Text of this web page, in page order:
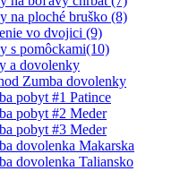
na ploché bruško (8)
vo dvojici (9)
s pomôckami(10)
a dovolenky
Zumba dovolenky
pobyt #1 Patince
pobyt #2 Meder
pobyt #3 Meder
dovolenka Makarska
dovolenka Taliansko